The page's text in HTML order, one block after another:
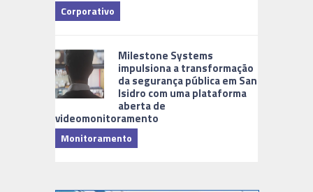
Corporativo
Milestone Systems
impulsiona a transformação
da segurança pública em San
Isidro com uma plataforma
aberta de
videomonitoramento
Monitoramento